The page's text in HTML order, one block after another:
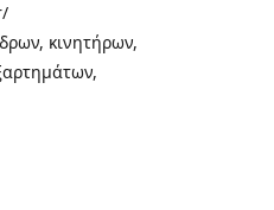
κινητήρων,